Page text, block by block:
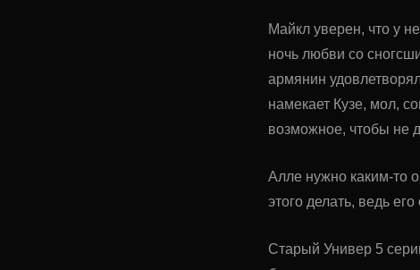
Майкл уверен, что у
ночь любви со
армянин
намекает Кузе, мол,
возможное, чтобы не
Алле нужно каким-то
этого делать, ведь
Старый Универ 5